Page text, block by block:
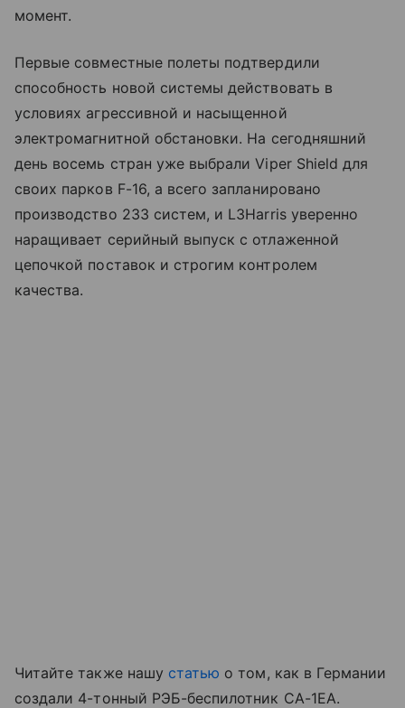
момент.
Первые совместные полеты подтвердили
способность новой системы действовать в
условиях агрессивной и насыщенной
электромагнитной обстановки. На сегодняшний
день восемь стран уже выбрали Viper Shield для
своих парков F-16, а всего запланировано
производство 233 систем, и L3Harris уверенно
наращивает серийный выпуск с отлаженной
цепочкой поставок и строгим контролем
качества.
Читайте также нашу статью о том, как в Германии
создали 4-тонный РЭБ-беспилотник CA-1EA.